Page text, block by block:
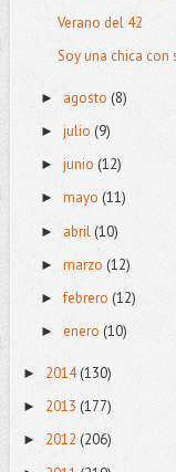
Verano del 42
Soy una chica con
► agosto (8)
► julio (9)
► junio (12)
► mayo (11)
► abril(10)
► marzo (12)
►febrero (12)
► enero (10)
► 2014(130)
► 2013 (177)
► 2012 (206)